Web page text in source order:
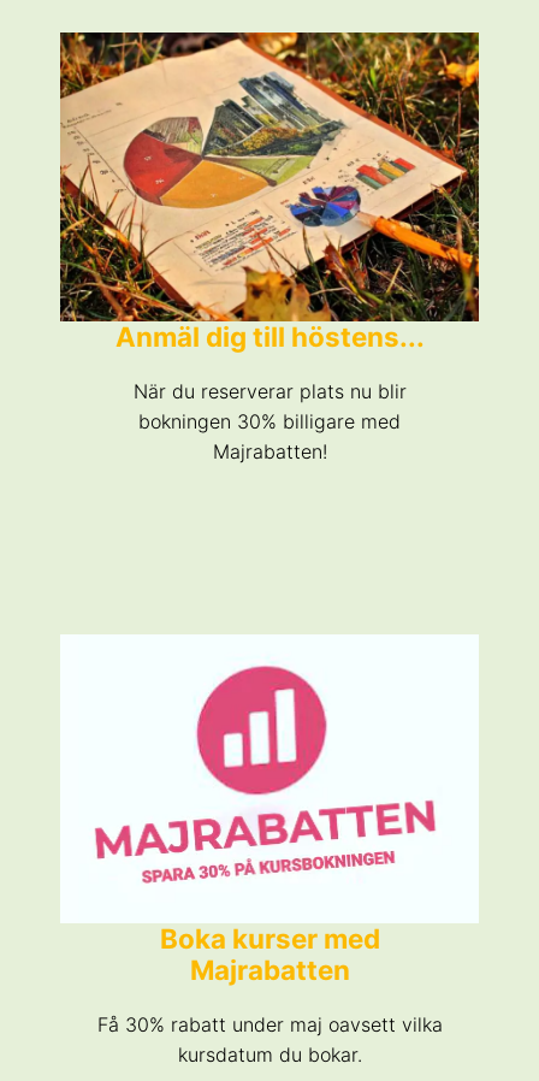
Anmäl dig till höstens...
När du reserverar plats nu blir
bokningen 30% billigare med
Majrabatten!
Boka kurser med
Majrabatten
Få 30% rabatt under maj oavsett vilka
kursdatum du bokar.